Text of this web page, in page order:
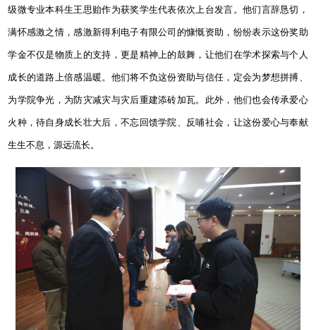
级微专业本科生王思贻作为获奖学生代表依次上台发言。他们言辞恳切，
满怀感激之情，感激新得利电子有限公司的慷慨资助，纷纷表示这份奖助
学金不仅是物质上的支持，更是精神上的鼓舞，让他们在学术探索与个人
成长的道路上倍感温暖。他们将不负这份资助与信任，定会为梦想拼搏、
为学院争光，为防灾减灾与灾后重建添砖加瓦。此外，他们也会传承爱心
火种，待自身成长壮大后，不忘回馈学院、反哺社会，让这份爱心与奉献
生生不息，源远流长。